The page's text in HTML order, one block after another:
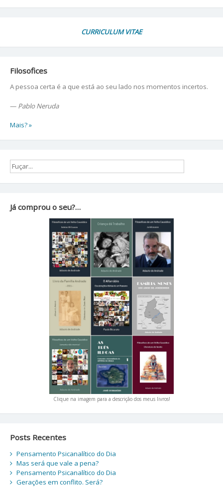
CURRICULUM VITAE
Filosofices
A pessoa certa é a que está ao seu lado nos momentos incertos.
— Pablo Neruda
Mais? »
Já comprou o seu?…
Clique na imagem para a descrição dos meus livros!
Posts Recentes
Pensamento Psicanalítico do Dia
Mas será que vale a pena?
Pensamento Psicanalítico do Dia
Gerações em conflito. Será?